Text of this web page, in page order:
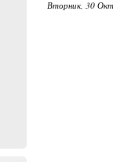
Вторник, 30